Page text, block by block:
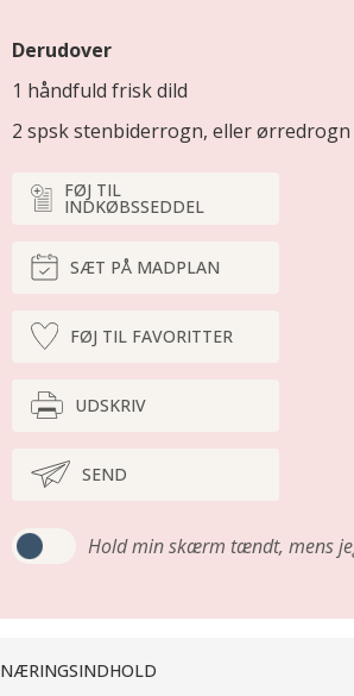
Derudover
1 håndfuld frisk dild
2 spsk stenbiderrogn, eller ørredrogn
FØJ TIL
INDKØBSSEDDEL
SÆT PÅ MADPLAN
FØJ TIL FAVORITTER
UDSKRIV
SEND
Hold min skærm tændt, mens
NÆRINGSINDHOLD